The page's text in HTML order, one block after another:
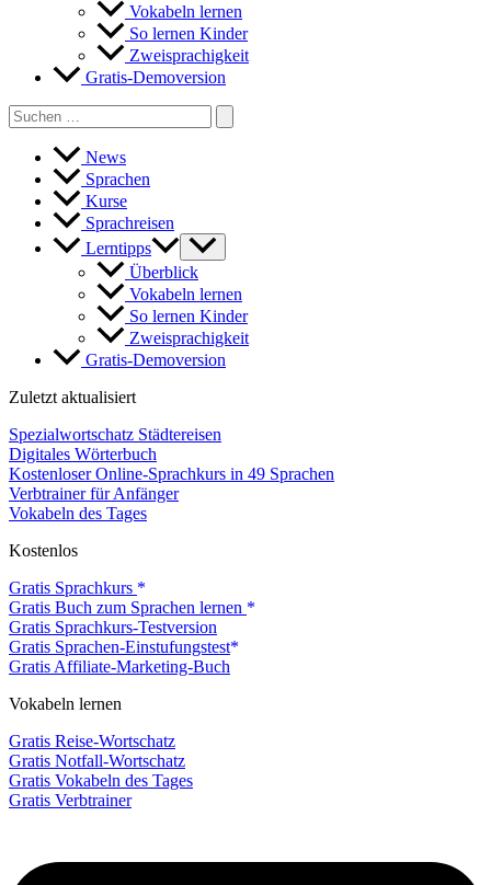
Vokabeln lernen
So lernen Kinder
Zweisprachigkeit
Gratis-Demoversion
Search
for:
News
Sprachen
Kurse
Sprachreisen
Lerntipps
Überblick
Vokabeln lernen
So lernen Kinder
Zweisprachigkeit
Gratis-Demoversion
Zuletzt aktualisiert
Spezialwortschatz Städtereisen
Digitales Wörterbuch
Kostenloser Online-Sprachkurs in 49 Sprachen
Verbtrainer für Anfänger
Vokabeln des Tages
Kostenlos
Gratis Sprachkurs
Gratis Buch zum Sprachen lernen
Gratis Sprachkurs-Testversion
Gratis Sprachen-Einstufungstest
Gratis Affiliate-Marketing-Buch
Vokabeln lernen
Gratis Reise-Wortschatz
Gratis Notfall-Wortschatz
Gratis Vokabeln des Tages
Gratis Verbtrainer